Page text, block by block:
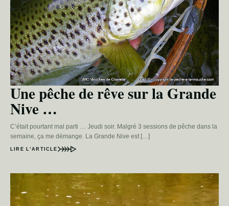
Une pêche de rêve sur la Grande
Nive …
C’était pourtant mal parti … Jeudi soir. Malgré 3 sessions de pêche dans la
semaine, ça me démange. La Grande Nive est […]
LIRE L’ARTICLE